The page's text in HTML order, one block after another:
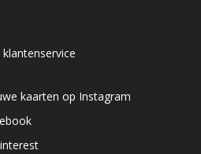
kaarten op Instagram